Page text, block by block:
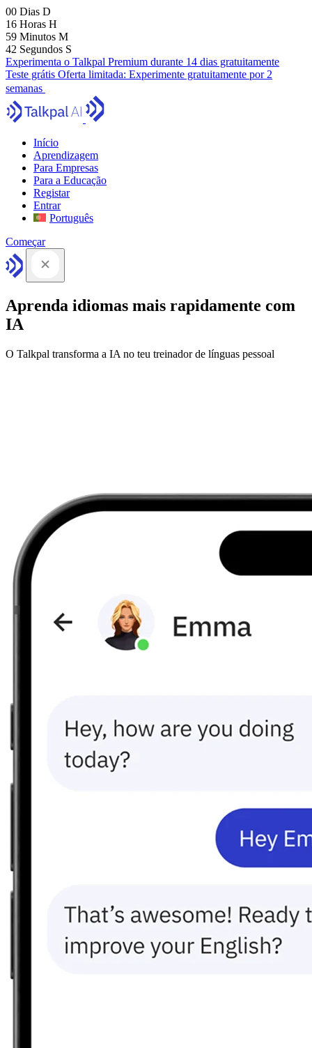
00 Dias D
16 Horas H
59 Minutos M
41 Segundos S
Experimenta o Talkpal Premium durante 14 dias gratuitamente
Teste grátis Oferta limitada: Experimente gratuitamente por 2
semanas
Início
Aprendizagem
Para Empresas
Para a Educação
Registar
Entrar
Português
Começar
Aprenda idiomas mais rapidamente com
IA
O Talkpal transforma a IA no teu treinador de línguas pessoal